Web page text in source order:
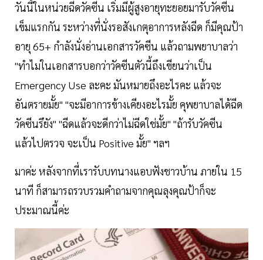
วันนี้ในหน่วยฉีดวัคซีน เริ่มมีผู้สูงอายุทะยอยมารับวัคซีน
เข็มแรกกัน ระหว่างที่นั่งรอสังเกตุอาการหลังฉีด ก็มีคุณป้า
อายุ 65+ กำลังนั่งอ่านเอกสารวัคซีน แล้วถามพยาบาลว่า
"ทำไมในเอกสารบอกว่าวัคซีนตัวนี้ถึงเขียนว่าเป็น
Emergency Use ละคะ มันหมายถึงอะไรคะ แล้วจะ
อันตรายมั้ย" "จะมีอาการข้างเคียงอะไรมั้ย คุพยาบาลได้ฉีด
วัคซีนรึยัง" "ฉีดแล้วจะดีกว่าไม่ฉีดใช่มั้ย" "ถ้ารับวัคซีน
แล้วไปตรวจ จะเป็น Positive มั้ย" ฯลฯ
มาค่ะ หลังจากที่เรารับบทนางแอบฟังชาวบ้าน ภายใน 15
นาที ก็สามารถรวบรวมคำถามจากคุณลุงคุณป้าก็จะ
ประมาณนี้ค่ะ